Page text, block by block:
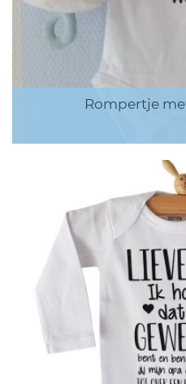
Rompertje